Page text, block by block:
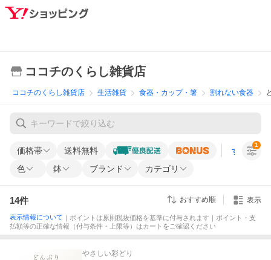
ココチのくらし雑貨店
ココチのくらし雑貨店 生活雑貨 食器・カップ・箸 割れない食器
価格帯 送料無料 すべての条
色 鉢 ブランド カテゴリ
1
14件 おすすめ順 表示
表示情報について ｜ポイントは原則税抜価格を基準に付与されます｜ポイント・支
払額等の正確な情報（付与条件・上限等）はカートをご確認ください
やさしい彩どり